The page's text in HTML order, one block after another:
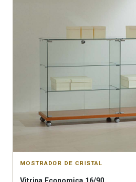
MOSTRADOR DE CRISTAL
Vitrina Economica 16/90